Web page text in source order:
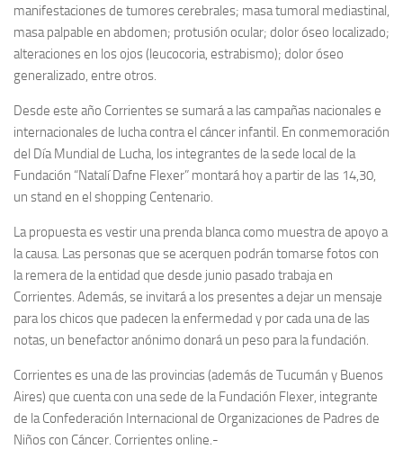
manifestaciones de tumores cerebrales; masa tumoral mediastinal,
masa palpable en abdomen; protusión ocular; dolor óseo localizado;
alteraciones en los ojos (leucocoria, estrabismo); dolor óseo
generalizado, entre otros.
Desde este año Corrientes se sumará a las campañas nacionales e
internacionales de lucha contra el cáncer infantil. En conmemoración
del Día Mundial de Lucha, los integrantes de la sede local de la
Fundación “Natalí Dafne Flexer” montará hoy a partir de las 14,30,
un stand en el shopping Centenario.
La propuesta es vestir una prenda blanca como muestra de apoyo a
la causa. Las personas que se acerquen podrán tomarse fotos con
la remera de la entidad que desde junio pasado trabaja en
Corrientes. Además, se invitará a los presentes a dejar un mensaje
para los chicos que padecen la enfermedad y por cada una de las
notas, un benefactor anónimo donará un peso para la fundación.
Corrientes es una de las provincias (además de Tucumán y Buenos
Aires) que cuenta con una sede de la Fundación Flexer, integrante
de la Confederación Internacional de Organizaciones de Padres de
Niños con Cáncer. Corrientes online.-